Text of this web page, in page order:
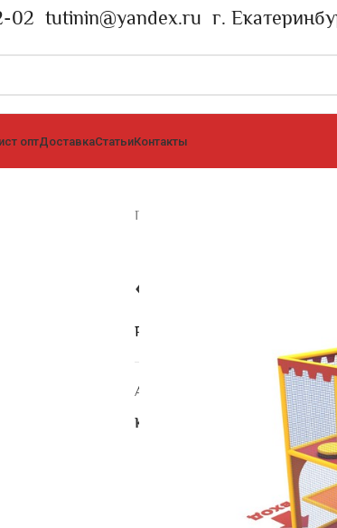
02 tutinin@yandex.ru г.
оптДоставкаСтатьиКонтакты
Главная страница
«Уголок-1»
Размеры: Размеры: 2,0/2,0/
Артикул:
Категория:
Игровые